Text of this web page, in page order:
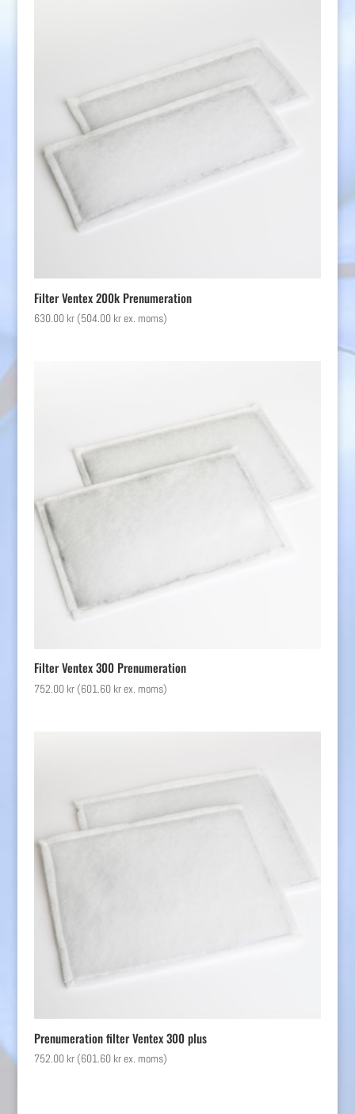
Filter Ventex 200k Prenumeration
630.00 kr (504.00 krex. moms)
Filter Ventex 300 Prenumeration
752.00 kr (601.60 krex. moms)
Prenumeration filter Ventex 300 plus
752.00 kr (601.60 krex. moms)